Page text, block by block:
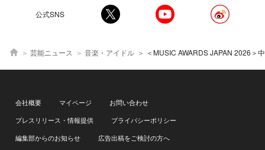
公式SNS
芸能ニュース 音楽・アイドル ＜MUSIC AWARDS JAPAN 2026＞中島健人、Mrs. GREEN APPLE、藤井風、M!LK、櫻坂46らが
会社概要 マイページ
お問い合わせ
プレスリリース・情報提供
プライバシーポリシー
編集部からのお知らせ
広告出稿をご検討の方へ